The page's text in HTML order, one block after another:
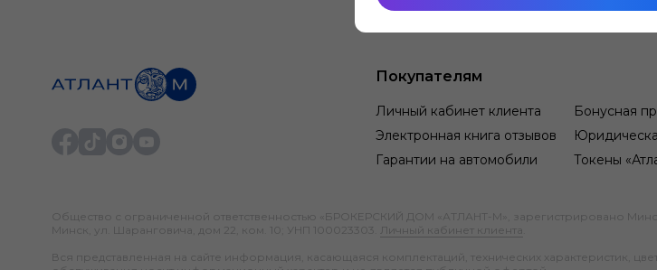
Покупателям
Личный кабинет клиента
Бонусная
Электронная книга отзывов
Гарантии на автомобили
Токены
Общество с ограниченной ответственностью «БРОКЕРСКИЙ ДОМ «АТЛАНТ-М», зарегистрировано
Минск, ул. Шаранговича, дом 22, ком. 10; УНП 100023303.
Личный кабинет клиента
Вся представленная на сайте информация, касающаяся комплектаций, технических характеристик,